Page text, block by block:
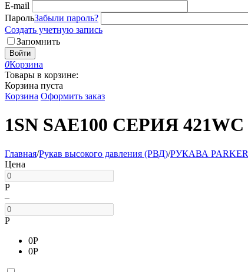
E-mail
ПарольЗабыли пароль?
Создать учетную запись
Запомнить
Войти
0Корзина
Товары в корзине:
Корзина пуста
Корзина Оформить заказ
1SN SAE100 СЕРИЯ 421WC
Главная/Рукав высокого давления (РВД)/РУКАВА PARKER
Цена
Р
–
Р
0Р
0Р